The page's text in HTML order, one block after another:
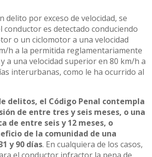
delito por exceso de velocidad, se
conductor es detectado conduciendo
o un ciclomotor a una velocidad
h a la permitida reglamentariamente
a una velocidad superior en 80 km/h a
interurbanas, como le ha ocurrido al
delitos, el Código Penal contempla
de entre tres y seis meses, o una
de entre seis y 12 meses, o
de la comunidad de una
y 90 días. En cualquiera de los casos,